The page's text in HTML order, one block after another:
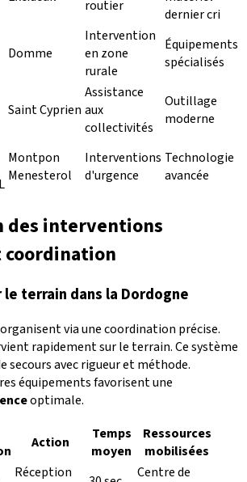
routier
dernier cri
Domme
Intervention
en zone
rurale
Équipements
spécialisés
Saint Cyprien
Assistance
aux
collectivités
Outillage
moderne
Montpon
Menesterol
Interventions
d'urgence
Technologie
avancée
des interventions
terrain dans la Dordogne
via une coordination précise.
rapidement sur le terrain. Ce système
secours avec rigueur et méthode.
équipements favorisent une
optimale.
Action
Temps
moyen
Ressources
mobilisées
Réception
Centre de